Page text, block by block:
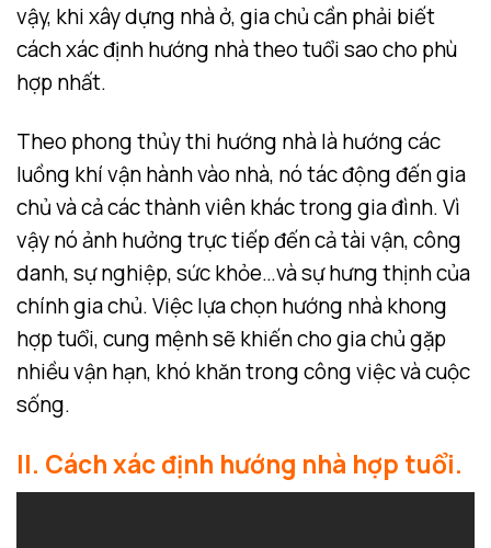
vậy, khi xây dựng nhà ở, gia chủ cần phải biết
cách xác định hướng nhà theo tuổi sao cho phù
hợp nhất.
Theo phong thủy thi hướng nhà là hướng các
luồng khí vận hành vào nhà, nó tác động đến gia
chủ và cả các thành viên khác trong gia đình. Vì
vậy nó ảnh hưởng trực tiếp đến cả tài vận, công
danh, sự nghiệp, sức khỏe…và sự hưng thịnh của
chính gia chủ. Việc lựa chọn hướng nhà khong
hợp tuổi, cung mệnh sẽ khiến cho gia chủ gặp
nhiều vận hạn, khó khăn trong công việc và cuộc
sống.
II. Cách xác định hướng nhà hợp tuổi.